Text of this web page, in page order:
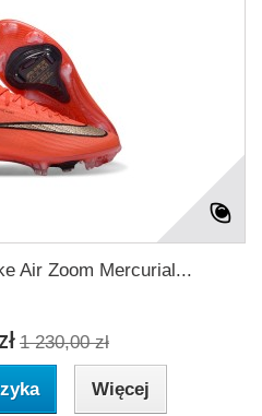
Air Zoom Mercurial...
1 230,00 zł
Więcej